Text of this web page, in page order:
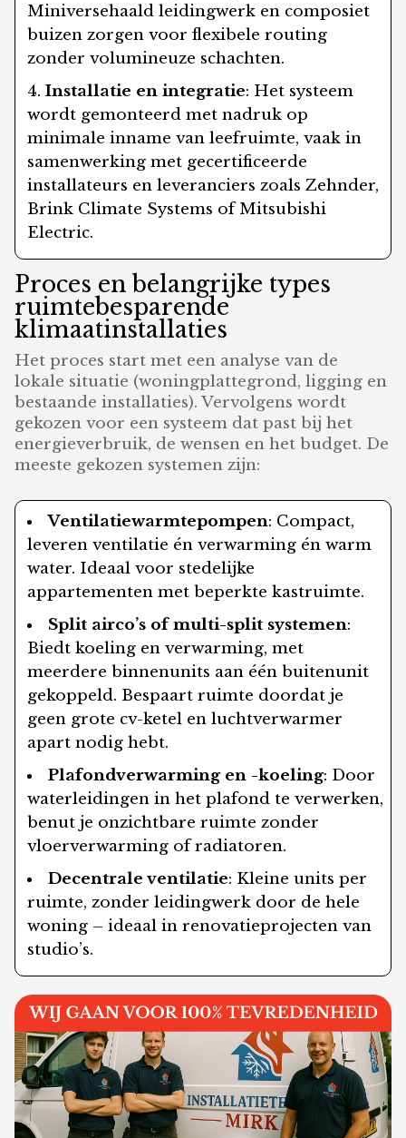
Miniversehaald leidingwerk en composiet
buizen zorgen voor flexibele routing
zonder volumineuze schachten.
Installatie en integratie: Het systeem
wordt gemonteerd met nadruk op
minimale inname van leefruimte, vaak in
samenwerking met gecertificeerde
installateurs en leveranciers zoals Zehnder,
Brink Climate Systems of Mitsubishi
Electric.
Proces en belangrijke types
ruimtebesparende
klimaatinstallaties
Het proces start met een analyse van de
lokale situatie (woningplattegrond, ligging en
bestaande installaties). Vervolgens wordt
gekozen voor een systeem dat past bij het
energieverbruik, de wensen en het budget. De
meeste gekozen systemen zijn:
Ventilatiewarmtepompen: Compact,
leveren ventilatie én verwarming én warm
water. Ideaal voor stedelijke
appartementen met beperkte kastruimte.
Split airco’s of multi-split systemen:
Biedt koeling en verwarming, met
meerdere binnenunits aan één buitenunit
gekoppeld. Bespaart ruimte doordat je
geen grote cv-ketel en luchtverwarmer
apart nodig hebt.
Plafondverwarming en -koeling: Door
waterleidingen in het plafond te verwerken,
benut je onzichtbare ruimte zonder
vloerverwarming of radiatoren.
Decentrale ventilatie: Kleine units per
ruimte, zonder leidingwerk door de hele
woning – ideaal in renovatieprojecten van
studio’s.